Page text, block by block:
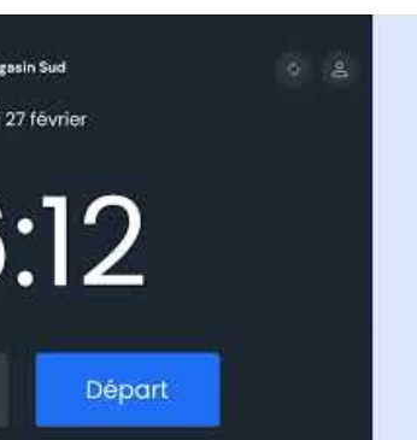
de travail des mes salariés ?